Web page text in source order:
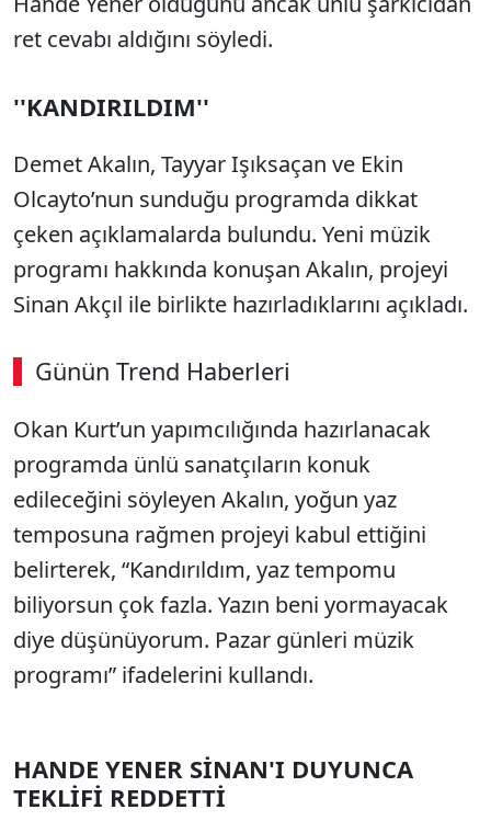
ret cevabı aldığını söyledi.
''KANDIRILDIM''
Demet Akalın, Tayyar Işıksaçan ve Ekin
Olcayto’nun sunduğu programda dikkat
çeken açıklamalarda bulundu. Yeni müzik
programı hakkında konuşan Akalın, projeyi
Sinan Akçıl ile birlikte hazırladıklarını açıkladı.
Günün Trend Haberleri
00:02 / 03:08
Sesi Aç
Okan Kurt’un yapımcılığında hazırlanacak
programda ünlü sanatçıların konuk
edileceğini söyleyen Akalın, yoğun yaz
temposuna rağmen projeyi kabul ettiğini
belirterek, “Kandırıldım, yaz tempomu
biliyorsun çok fazla. Yazın beni yormayacak
diye düşünüyorum. Pazar günleri müzik
programı” ifadelerini kullandı.
HANDE YENER SİNAN'I DUYUNCA
TEKLİFİ REDDETTİ